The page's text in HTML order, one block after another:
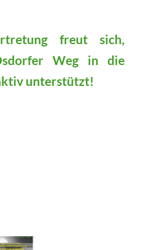
freut sich,
Weg in die
unterstützt!